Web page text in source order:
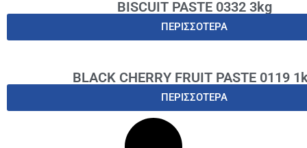
BISCUIT PASTE 0332 3kg
ΠΕΡΙΣΣΟΤΕΡΑ
BLACK CHERRY FRUIT PASTE 0119
ΠΕΡΙΣΣΟΤΕΡΑ